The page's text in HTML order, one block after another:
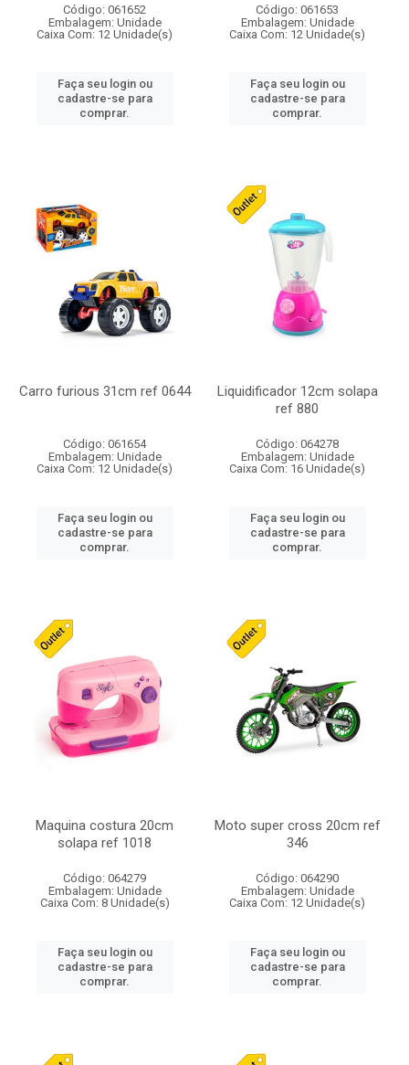
Código: 061652
Embalagem: Unidade
Caixa Com: 12 Unidade(s)
Faça seu login ou
cadastre-se para
comprar.
Código: 061653
Embalagem: Unidade
Caixa Com: 12 Unidade(s)
Faça seu login ou
cadastre-se para
comprar.
Carro furious 31cm ref 0644
Código: 061654
Embalagem: Unidade
Caixa Com: 12 Unidade(s)
Faça seu login ou
cadastre-se para
comprar.
Liquidificador 12cm solapa
ref 880
Código: 064278
Embalagem: Unidade
Caixa Com: 16 Unidade(s)
Faça seu login ou
cadastre-se para
comprar.
Maquina costura 20cm
solapa ref 1018
Código: 064279
Embalagem: Unidade
Caixa Com: 8 Unidade(s)
Faça seu login ou
cadastre-se para
comprar.
Moto super cross 20cm ref
346
Código: 064290
Embalagem: Unidade
Caixa Com: 12 Unidade(s)
Faça seu login ou
cadastre-se para
comprar.